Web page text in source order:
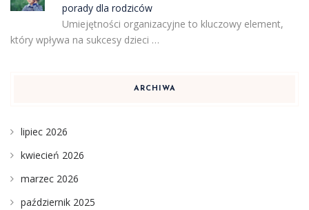
porady dla rodziców
Umiejętności organizacyjne to kluczowy element,
który wpływa na sukcesy dzieci …
ARCHIWA
lipiec 2026
kwiecień 2026
marzec 2026
październik 2025